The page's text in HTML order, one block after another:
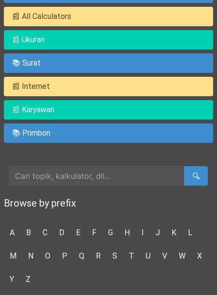
📰 All Calculators
📰 Ukuran
📚 Surat
📰 Internet
📰 Karyawan
📚 Primbon
🔍
Browse by prefix
A B C D E F G H I J K L
M N O P Q R S T U V W X
Y Z